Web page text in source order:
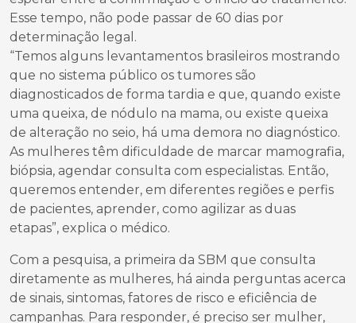
Esse tempo, não pode passar de 60 dias por
determinação legal.
“Temos alguns levantamentos brasileiros mostrando
que no sistema público os tumores são
diagnosticados de forma tardia e que, quando existe
uma queixa, de nódulo na mama, ou existe queixa
de alteração no seio, há uma demora no diagnóstico.
As mulheres têm dificuldade de marcar mamografia,
biópsia, agendar consulta com especialistas. Então,
queremos entender, em diferentes regiões e perfis
de pacientes, aprender, como agilizar as duas
etapas”, explica o médico.
Com a pesquisa, a primeira da SBM que consulta
diretamente as mulheres, há ainda perguntas acerca
de sinais, sintomas, fatores de risco e eficiência de
campanhas. Para responder, é preciso ser mulher,